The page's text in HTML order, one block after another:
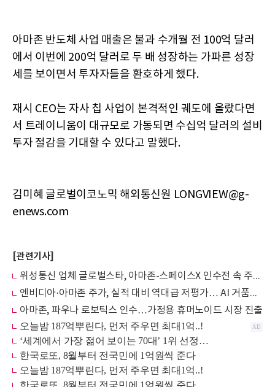
아마존 반도체 사업 매출은 불과 수개월 전 100억 달러
에서 이번에 200억 달러로 두 배 성장하는 가파른 성장
세를 보이면서 투자자들을 환호하게 했다.
재시 CEO는 자사 칩 사업이 본격적인 궤도에 올랐다면
서 트레이니움이 대규모로 가동되면 수십억 달러의 설비
투자 절감을 기대할 수 있다고 말했다.
김미혜 글로벌이코노믹 해외통신원 LONGVIEW@g-
enews.com
[관련기사]
위성통신 업체 글로벌스타, 아마존-스페이스X 인수전 속 주가 폭등…캐스팅보트는 애플에
엔비디아·아마존 주가, 실적 대비 역대급 저평가… AI 거품론인가, 매수 기회인가
아마존, 파우나 로보틱스 인수…가정용 휴머노이드 시장 진출